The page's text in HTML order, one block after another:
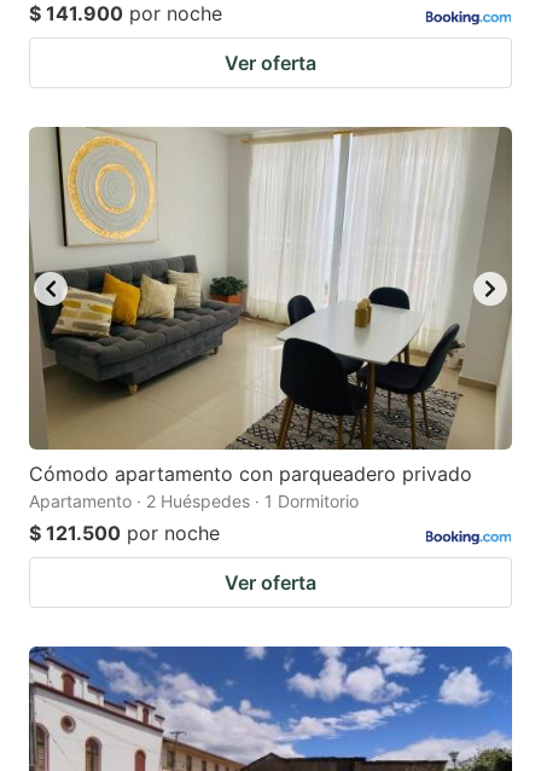
$ 141.900 por noche
Ver oferta
Cómodo apartamento con parqueadero privado
Apartamento · 2 Huéspedes · 1 Dormitorio
$ 121.500 por noche
Ver oferta